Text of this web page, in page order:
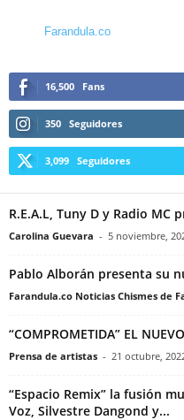
Farandula.co
16,500 Fans
350 Seguidores
3,099 Seguidores
R.E.A.L, Tuny D y Radio MC
Carolina Guevara - 5 noviembre,
Pablo Alborán presenta su
Farandula.co Noticias Chismes de
“COMPROMETIDA” EL
Prensa de artistas - 21 octubre,
“Espacio Remix” la fusión
Voz, Silvestre Dangond y...